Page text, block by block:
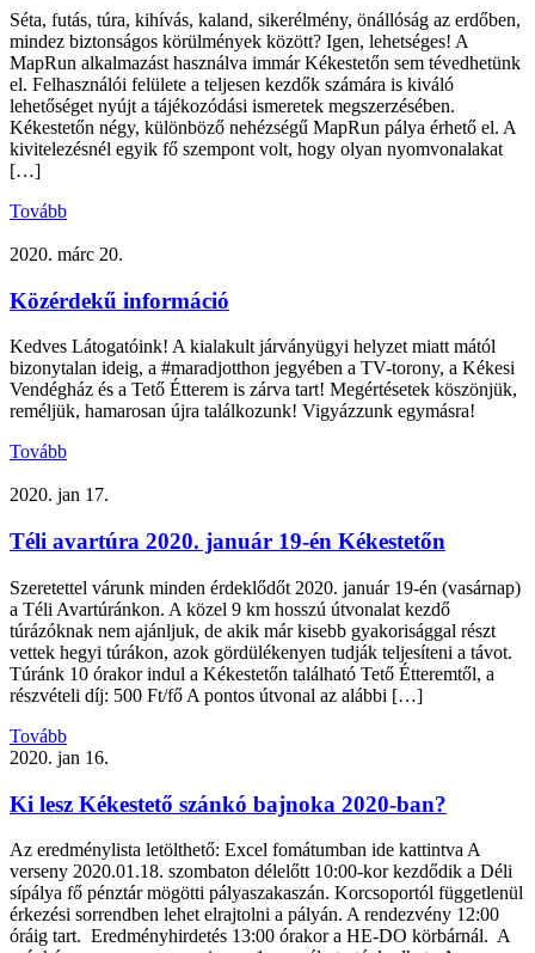
Séta, futás, túra, kihívás, kaland, sikerélmény, önállóság az erdőben,
mindez biztonságos körülmények között? Igen, lehetséges! A
MapRun alkalmazást használva immár Kékestetőn sem tévedhetünk
el. Felhasználói felülete a teljesen kezdők számára is kiváló
lehetőséget nyújt a tájékozódási ismeretek megszerzésében.
Kékestetőn négy, különböző nehézségű MapRun pálya érhető el. A
kivitelezésnél egyik fő szempont volt, hogy olyan nyomvonalakat
[…]
Tovább
2020. márc 20.
Közérdekű információ
Kedves Látogatóink! A kialakult járványügyi helyzet miatt mától
bizonytalan ideig, a #maradjotthon jegyében a TV-torony, a Kékesi
Vendégház és a Tető Étterem is zárva tart! Megértésetek köszönjük,
reméljük, hamarosan újra találkozunk! Vigyázzunk egymásra!
Tovább
2020. jan 17.
Téli avartúra 2020. január 19-én Kékestetőn
Szeretettel várunk minden érdeklődőt 2020. január 19-én (vasárnap)
a Téli Avartúránkon. A közel 9 km hosszú útvonalat kezdő
túrázóknak nem ajánljuk, de akik már kisebb gyakorisággal részt
vettek hegyi túrákon, azok gördülékenyen tudják teljesíteni a távot.
Túránk 10 órakor indul a Kékestetőn található Tető Étteremtől, a
részvételi díj: 500 Ft/fő A pontos útvonal az alábbi […]
Tovább
2020. jan 16.
Ki lesz Kékestető szánkó bajnoka 2020-ban?
Az eredménylista letölthető: Excel fomátumban ide kattintva A
verseny 2020.01.18. szombaton délelőtt 10:00-kor kezdődik a Déli
sípálya fő pénztár mögötti pályaszakaszán. Korcsoportól függetlenül
érkezési sorrendben lehet elrajtolni a pályán. A rendezvény 12:00
óráig tart. Eredményhirdetés 13:00 órakor a HE-DO körbárnál. A